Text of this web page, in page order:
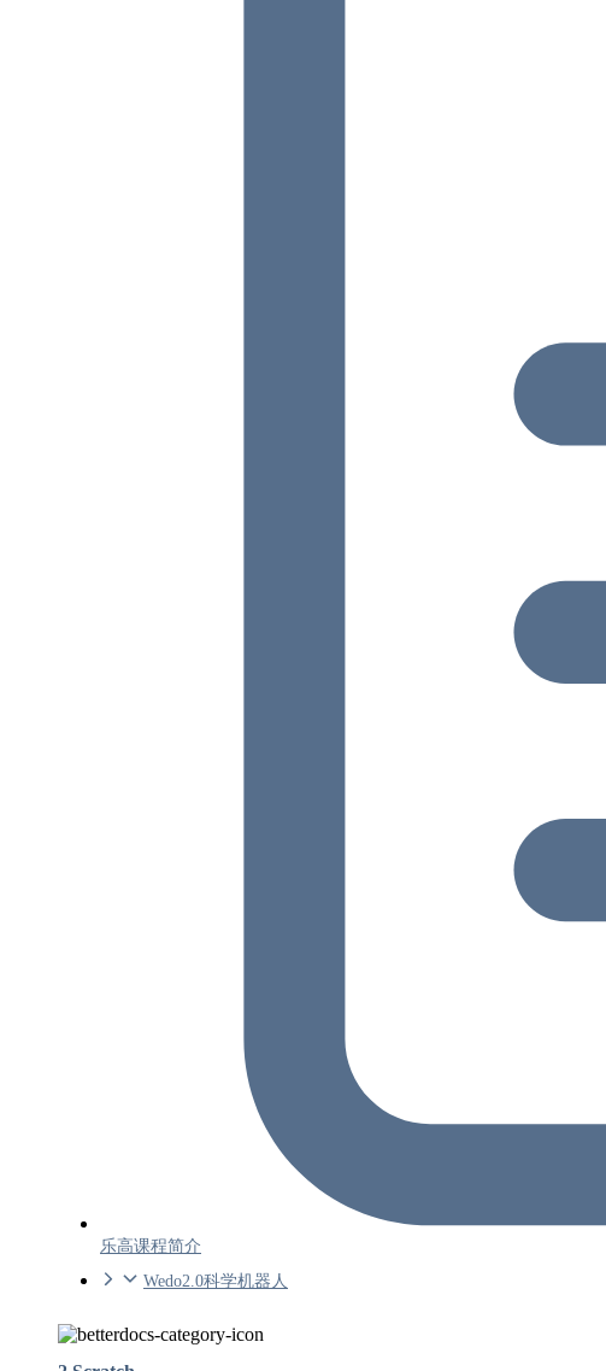
乐高课程简介
Wedo2.0科学机器人